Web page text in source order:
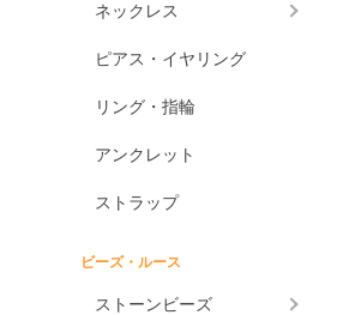
ネックレス
ピアス・イヤリング
リング・指輪
アンクレット
ストラップ
ビーズ・ルース
ストーンビーズ